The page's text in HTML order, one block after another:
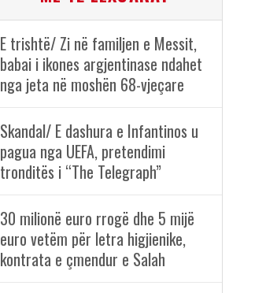
E trishtë/ Zi në familjen e Messit,
babai i ikones argjentinase ndahet
nga jeta në moshën 68-vjeçare
Skandal/ E dashura e Infantinos u
pagua nga UEFA, pretendimi
tronditës i “The Telegraph”
30 milionë euro rrogë dhe 5 mijë
euro vetëm për letra higjienike,
kontrata e çmendur e Salah